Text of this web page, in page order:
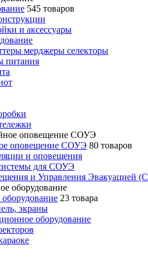
545 товаров
и аксесcуары
мерджеры селекторы
питания
оповещение СОУЭ 80 товаров
и оповещения
для СОУЭ
и Управления Эвакуацией
23 товара
экраны
оборудование